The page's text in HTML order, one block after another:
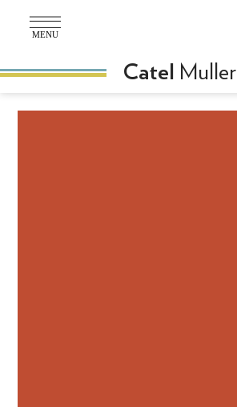
MENU
Catel Muller